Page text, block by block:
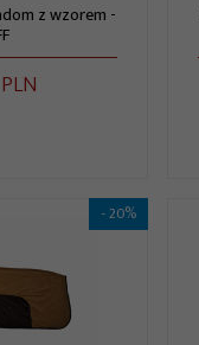
z wzorem -
PLN
- 20%